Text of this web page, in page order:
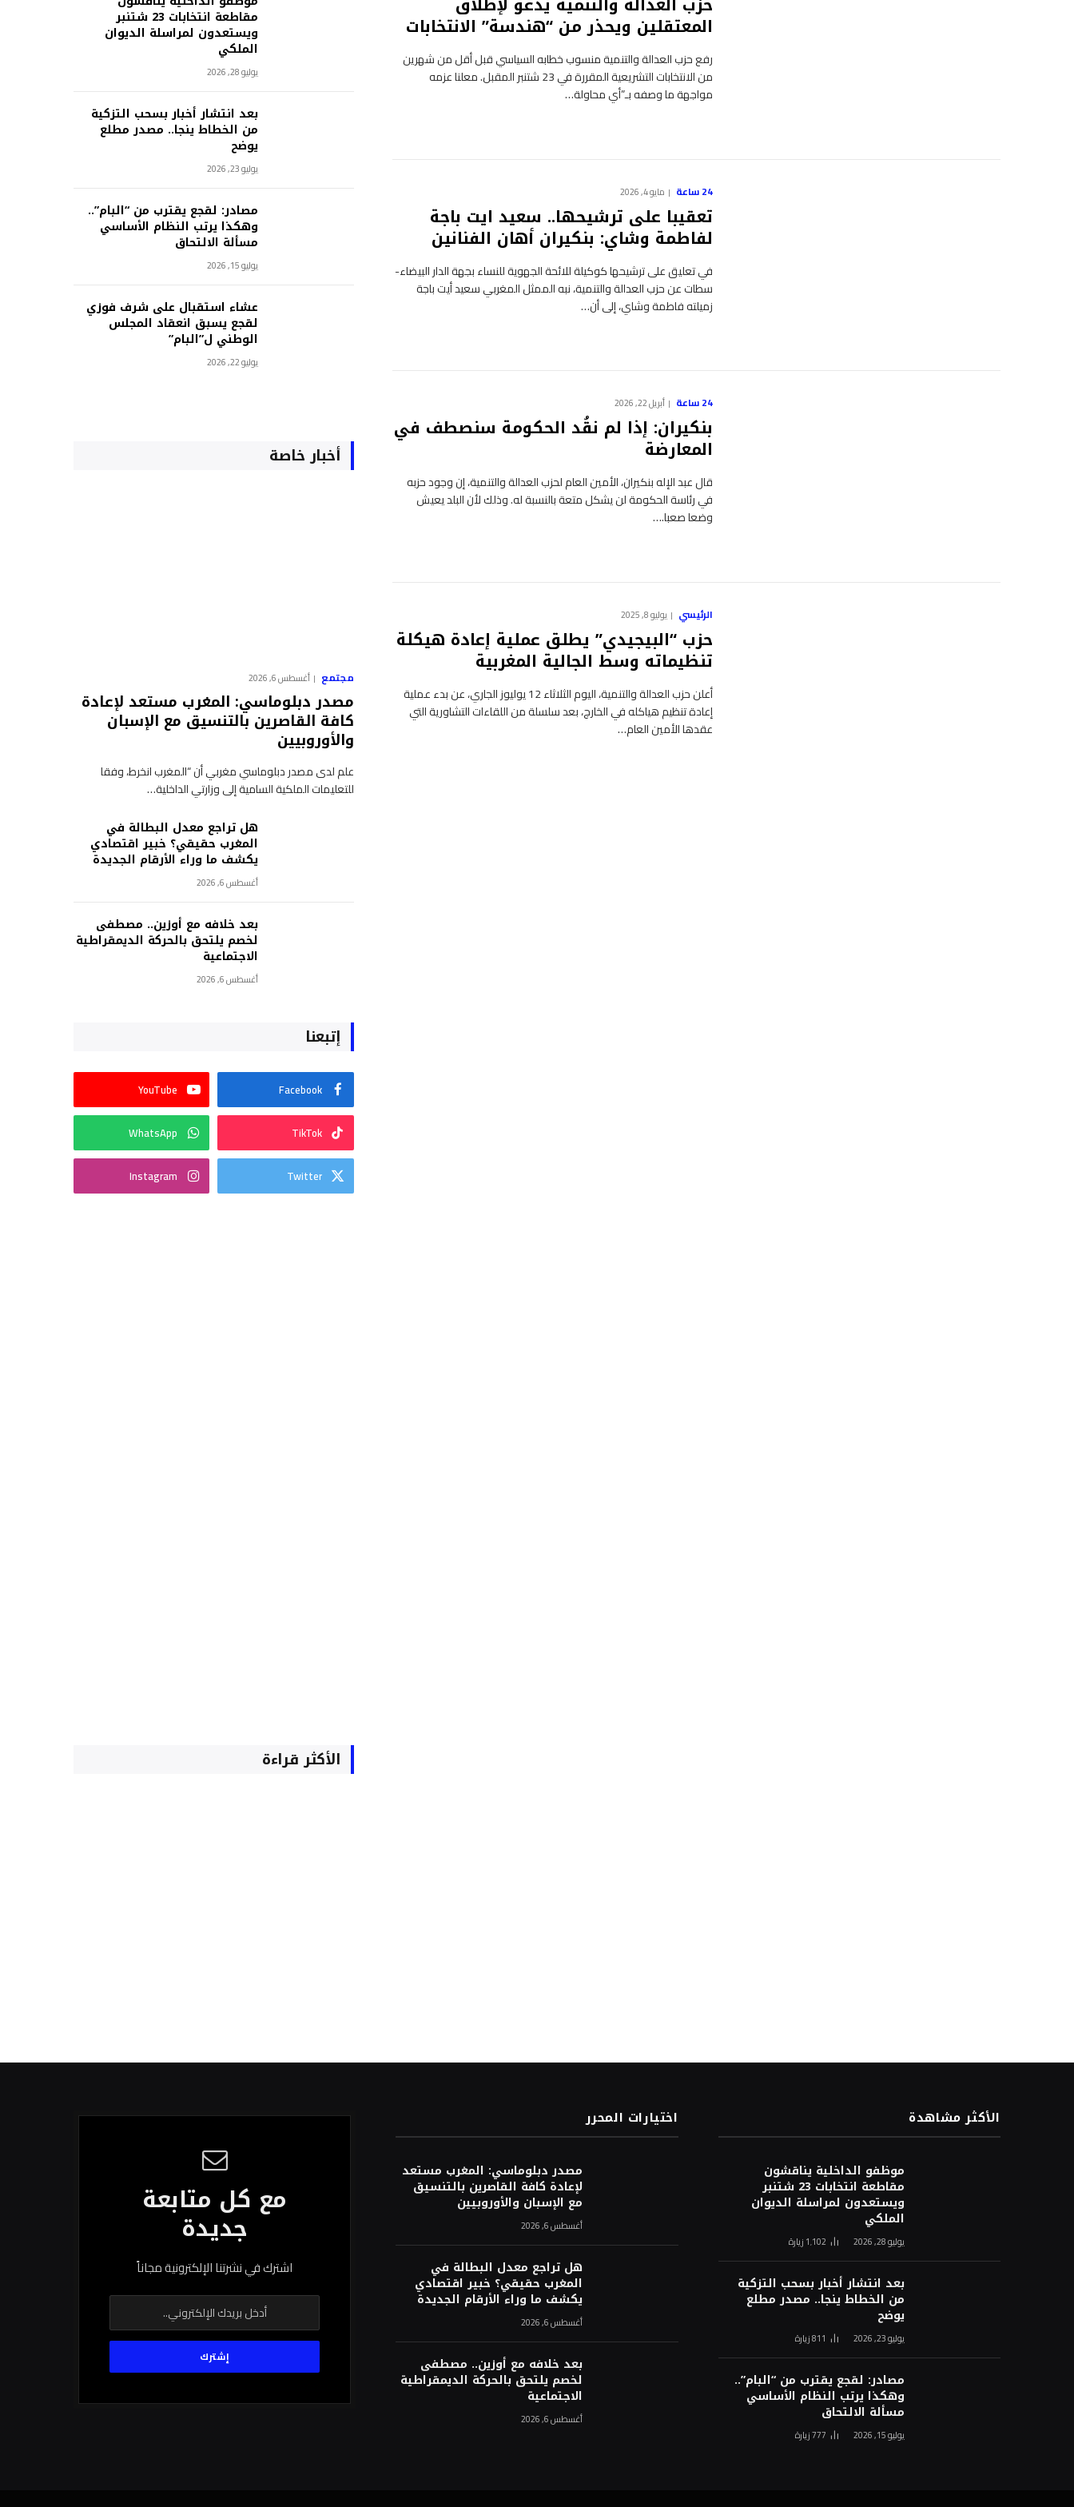
المعتقلين ويحذر من “هندسة” الانتخابات
رفع حزب العدالة والتنمية منسوب خطابه السياسي قبل أقل من شهرين
من الانتخابات التشريعية المقررة في 23 شتنبر المقبل. معلنا عزمه
مواجهة ما وصفه بـ”أي محاولة…
24 ساعة مايو 4, 2026
تعقيبا على ترشيحها.. سعيد ايت باجة
لفاطمة وشاي: بنكيران أهان الفنانين
في تعليق على ترشيحها كوكيلة للائحة الجهوية للنساء بجهة الدار البيضاء-
سطات عن حزب العدالة والتنمية، نبه الممثل المغربي سعيد أيت باجة
زميلته فاطمة وشاي، إلى أن…
24 ساعة أبريل 22, 2026
بنكيران: إذا لم نقُد الحكومة سنصطف في
المعارضة
قال عبد الإله بنكيران، الأمين العام لحزب العدالة والتنمية، إن وجود حزبه
في رئاسة الحكومة لن يشكل متعة بالنسبة له. وذلك لأن البلد يعيش
وضعا صعبا.…
الرئيسي يوليو 8, 2025
حزب “البيجيدي” يطلق عملية إعادة هيكلة
تنظيماته وسط الجالية المغربية
أعلن حزب العدالة والتنمية، اليوم الثلاثاء 12 يوليوز الجاري، عن بدء عملية
إعادة تنظيم هياكله في الخارج، بعد سلسلة من اللقاءات التشاورية التي
عقدها الأمين العام…
مقاطعة انتخابات 23 شتنبر
ويستعدون لمراسلة الديوان
الملكي
يوليو 28, 2026
بعد انتشار أخبار بسحب التزكية
من الخطاط ينجا.. مصدر مطلع
يوضح
يوليو 23, 2026
مصادر: لقجع يقترب من “البام”..
وهكذا يرتب النظام الأساسي
مسألة الالتحاق
يوليو 15, 2026
عشاء استقبال على شرف فوزي
لقجع يسبق انعقاد المجلس
الوطني ل”البام”
يوليو 22, 2026
أخبار خاصة
مجتمع أغسطس 6, 2026
مصدر دبلوماسي: المغرب مستعد لإعادة
كافة القاصرين بالتنسيق مع الإسبان
والأوروبيين
علم لدى مصدر دبلوماسي مغربي أن “المغرب انخرط، وفقا
للتعليمات الملكية السامية إلى وزارتي الداخلية…
هل تراجع معدل البطالة في
المغرب حقيقي؟ خبير اقتصادي
يكشف ما وراء الأرقام الجديدة
أغسطس 6, 2026
بعد خلافه مع أوزين.. مصطفى
لخصم يلتحق بالحركة الديمقراطية
الاجتماعية
أغسطس 6, 2026
إتبعنا
Facebook
YouTube
TikTok
WhatsApp
Twitter
Instagram
الأكثر قراءة
الأكثر مشاهدة
موظفو الداخلية يناقشون
مقاطعة انتخابات 23 شتنبر
ويستعدون لمراسلة الديوان
الملكي
يوليو 28, 2026 1٬102 زيارة
بعد انتشار أخبار بسحب التزكية
من الخطاط ينجا.. مصدر مطلع
يوضح
يوليو 23, 2026 811زيارة
مصادر: لقجع يقترب من “البام”..
وهكذا يرتب النظام الأساسي
مسألة الالتحاق
يوليو 15, 2026 777زيارة
اختيارات المحرر
مصدر دبلوماسي: المغرب مستعد
لإعادة كافة القاصرين بالتنسيق
مع الإسبان والأوروبيين
أغسطس 6, 2026
هل تراجع معدل البطالة في
المغرب حقيقي؟ خبير اقتصادي
يكشف ما وراء الأرقام الجديدة
أغسطس 6, 2026
بعد خلافه مع أوزين.. مصطفى
لخصم يلتحق بالحركة الديمقراطية
الاجتماعية
أغسطس 6, 2026
مع كل متابعة
جديدة
اشترك في نشرتنا الإلكترونية مجاناً